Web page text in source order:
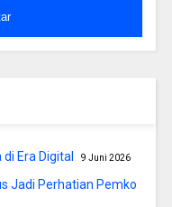
Era Digital 9 Juni 2026
Jadi Perhatian Pemko